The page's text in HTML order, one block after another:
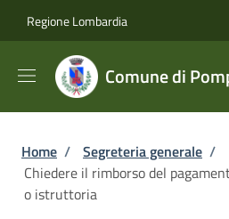
Regione Lombardia
Comune di
Briciole di pane
Home / Segreteria generale /
Chiedere il rimborso del
o istruttoria